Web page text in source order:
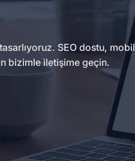
SEO dostu, mobil
bizimle iletişime geçin.